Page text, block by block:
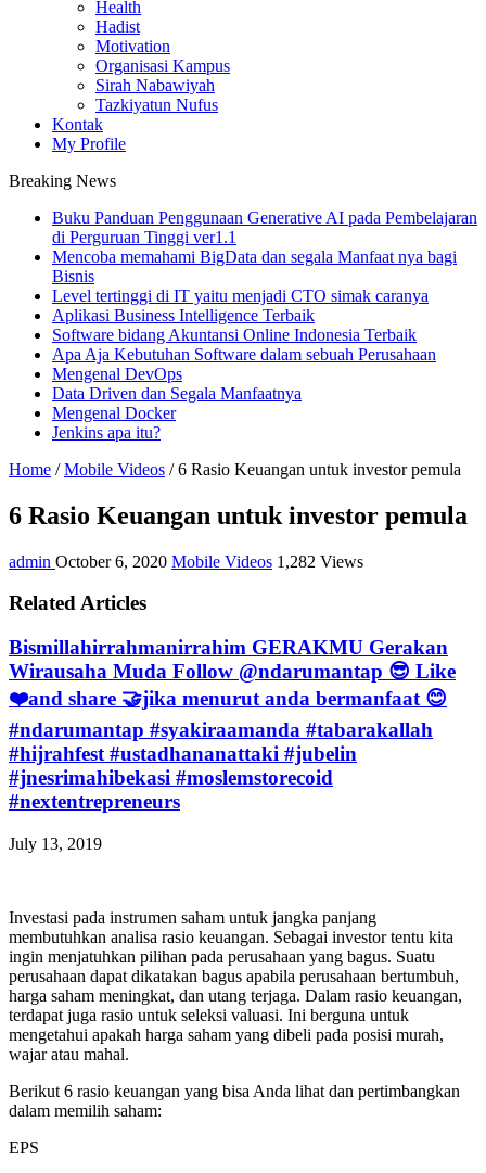
Health
Hadist
Motivation
Organisasi Kampus
Sirah Nabawiyah
Tazkiyatun Nufus
Kontak
My Profile
Breaking News
Buku Panduan Penggunaan Generative AI pada Pembelajaran
di Perguruan Tinggi ver1.1
Mencoba memahami BigData dan segala Manfaat nya bagi
Bisnis
Level tertinggi di IT yaitu menjadi CTO simak caranya
Aplikasi Business Intelligence Terbaik
Software bidang Akuntansi Online Indonesia Terbaik
Apa Aja Kebutuhan Software dalam sebuah Perusahaan
Mengenal DevOps
Data Driven dan Segala Manfaatnya
Mengenal Docker
Jenkins apa itu?
Home / Mobile Videos / 6 Rasio Keuangan untuk investor pemula
6 Rasio Keuangan untuk investor pemula
admin October 6, 2020 Mobile Videos 1,282 Views
Related Articles
Bismillahirrahmanirrahim GERAKMU Gerakan
Wirausaha Muda Follow @ndarumantap 😎 Like
❤️and share 🤝jika menurut anda bermanfaat 😊
#ndarumantap #syakiraamanda #tabarakallah
#hijrahfest #ustadhananattaki #jubelin
#jnesrimahibekasi #moslemstorecoid
#nextentrepreneurs
July 13, 2019
Investasi pada instrumen saham untuk jangka panjang
membutuhkan analisa rasio keuangan. Sebagai investor tentu kita
ingin menjatuhkan pilihan pada perusahaan yang bagus. Suatu
perusahaan dapat dikatakan bagus apabila perusahaan bertumbuh,
harga saham meningkat, dan utang terjaga. Dalam rasio keuangan,
terdapat juga rasio untuk seleksi valuasi. Ini berguna untuk
mengetahui apakah harga saham yang dibeli pada posisi murah,
wajar atau mahal.
Berikut 6 rasio keuangan yang bisa Anda lihat dan pertimbangkan
dalam memilih saham:
EPS